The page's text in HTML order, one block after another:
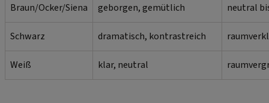
Braun/Ocker/Siena geborgen, gemütlich neutral
Schwarz dramatisch, kontrastreich
Weiß klar, neutral